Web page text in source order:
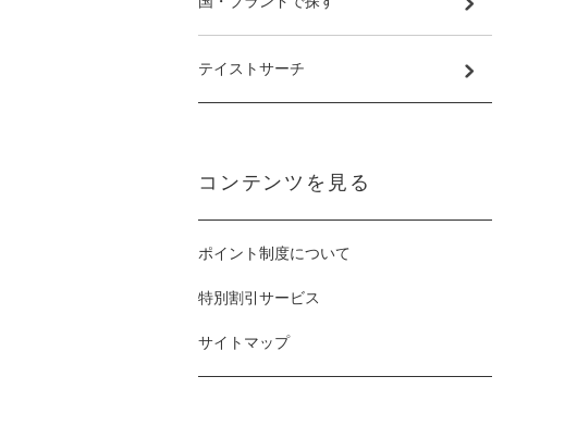
テイストサーチ
コンテンツを見る
ポイント制度について
特別割引サービス
サイトマップ